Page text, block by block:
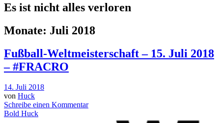
Es ist nicht alles verloren
Monate: Juli 2018
Fußball-Weltmeisterschaft – 15. Juli 2018
– #FRACRO
14. Juli 2018
von Huck
Schreibe einen Kommentar
Bold Huck